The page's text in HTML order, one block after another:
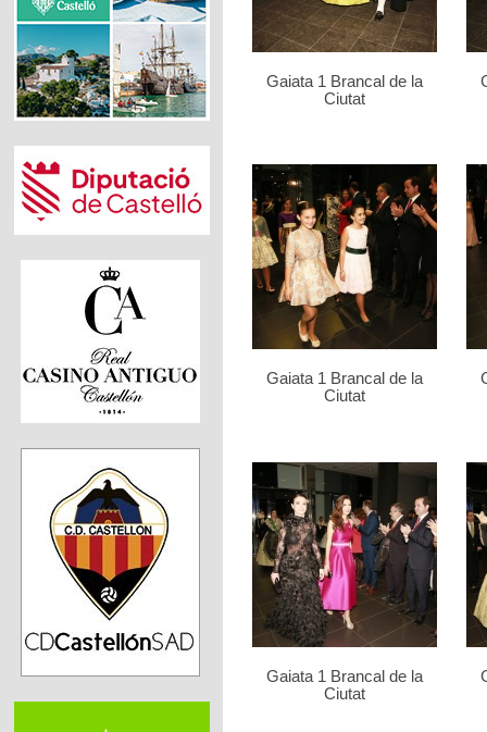
Gaiata 1 Brancal de la
Ciutat
Gaiata 1 Brancal de la
Ciutat
Gaiata 1 Brancal de la
Ciutat